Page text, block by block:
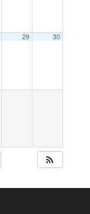
29 30